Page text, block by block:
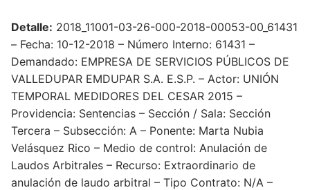
Detalle: 2018_11001-03-26-000-2018-00053-00_61431
– Fecha: 10-12-2018 – Número Interno: 61431 –
Demandado: EMPRESA DE SERVICIOS PÚBLICOS DE
VALLEDUPAR EMDUPAR S.A. E.S.P. – Actor: UNIÓN
TEMPORAL MEDIDORES DEL CESAR 2015 –
Providencia: Sentencias – Sección / Sala: Sección
Tercera – Subsección: A – Ponente: Marta Nubia
Velásquez Rico – Medio de control: Anulación de
Laudos Arbitrales – Recurso: Extraordinario de
anulación de laudo arbitral – Tipo Contrato: N/A –